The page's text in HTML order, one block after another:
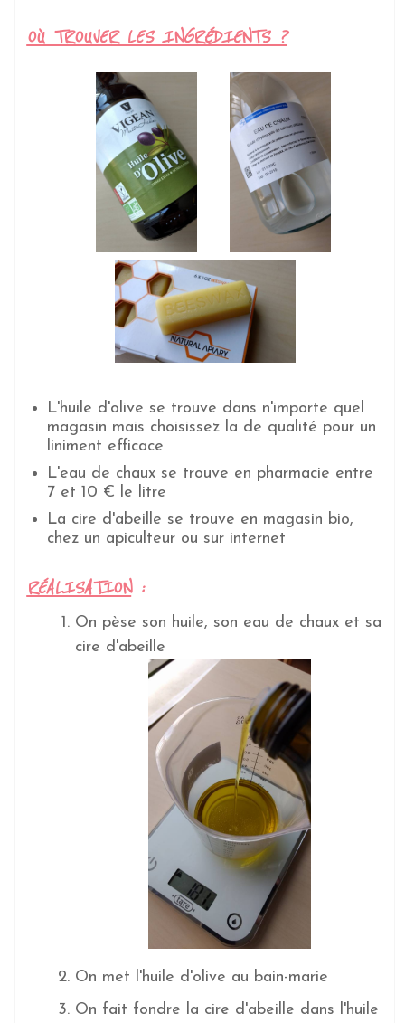
OÙ TROUVER LES INGRÉDIENTS ?
L'huile d'olive se trouve dans n'importe quel
magasin mais choisissez la de qualité pour un
liniment efficace
L'eau de chaux se trouve en pharmacie entre
7 et 10 € le litre
La cire d'abeille se trouve en magasin bio,
chez un apiculteur ou sur internet
RÉALISATION:
On pèse son huile, son eau de chaux et sa
cire d'abeille
On met l'huile d'olive au bain-marie
On fait fondre la cire d'abeille dans l'huile